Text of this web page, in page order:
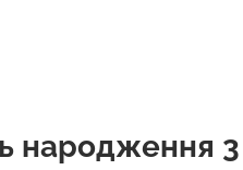
народження 3